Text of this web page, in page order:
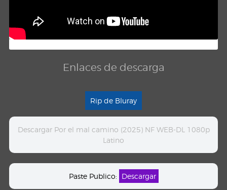
Enlaces de descarga
Rip de Bluray
Descargar Por el mal camino (2025) NF WEB-DL 1080p
Latino
Paste Publico: Descargar